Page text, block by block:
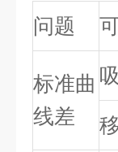
问题
标准曲
线差